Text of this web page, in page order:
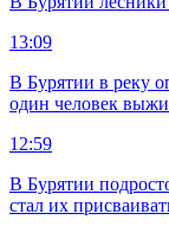
13:09
В Бурятии в реку
один человек
12:59
В Бурятии
стал их